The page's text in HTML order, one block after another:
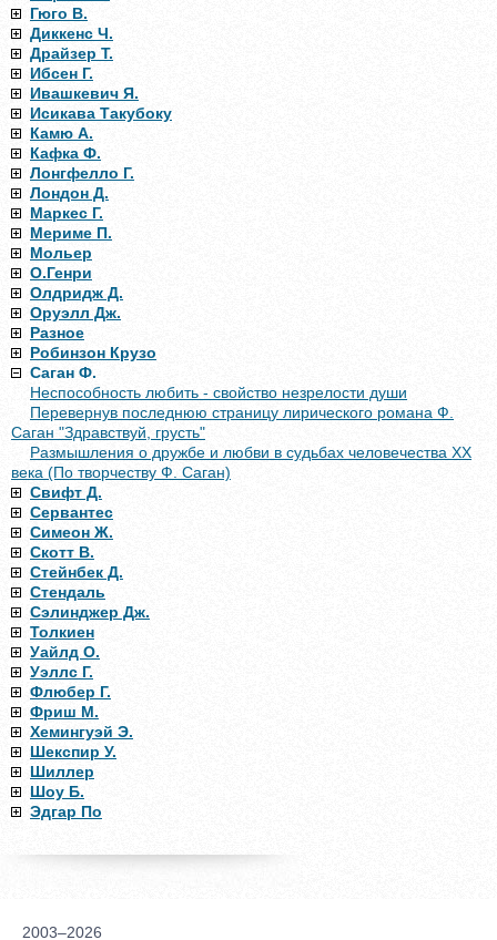
Гюго В.
Диккенс Ч.
Драйзер Т.
Ибсен Г.
Ивашкевич Я.
Исикава Такубоку
Камю А.
Кафка Ф.
Лонгфелло Г.
Лондон Д.
Маркес Г.
Мериме П.
Мольер
О.Генри
Олдридж Д.
Оруэлл Дж.
Разное
Робинзон Крузо
Саган Ф.
Неспособность любить - свойство незрелости души
Перевернув последнюю страницу лирического романа Ф.
Саган "Здравствуй, грусть"
Размышления о дружбе и любви в судьбах человечества XX
века (По творчеству Ф. Саган)
Свифт Д.
Сервантес
Симеон Ж.
Скотт В.
Стейнбек Д.
Стендаль
Сэлинджер Дж.
Толкиен
Уайлд О.
Уэллс Г.
Флюбер Г.
Фриш М.
Хемингуэй Э.
Шекспир У.
Шиллер
Шоу Б.
Эдгар По
2003–2026